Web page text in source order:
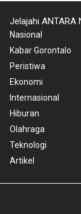
Jelajahi ANTARA
Nasional
Kabar Gorontalo
Peristiwa
Ekonomi
Internasional
Hiburan
Olahraga
Teknologi
Artikel